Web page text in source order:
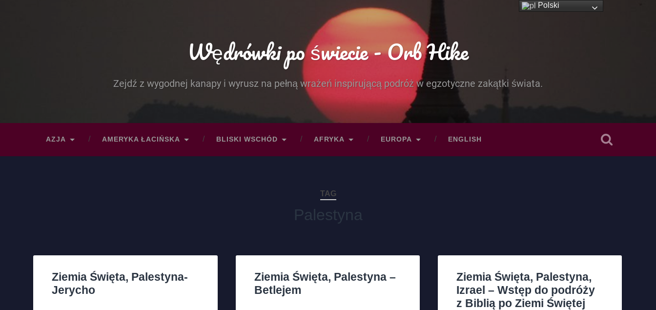
Wędrówki po świecie - Orb Hike
Zejdź z wygodnej kanapy i wyrusz na pełną wrażeń inspirującą podróż w egzotyczne zakątki świata.
AZJA AMERYKA ŁACIŃSKA BLISKI WSCHÓD AFRYKA EUROPA ENGLISH
TAG
Palestyna
Ziemia Święta, Palestyna-
Jerycho
Ziemia Święta, Palestyna –
Betlejem
Ziemia Święta, Palestyna,
Izrael – Wstęp do podróży
z Biblią po Ziemi Świętej
Polski